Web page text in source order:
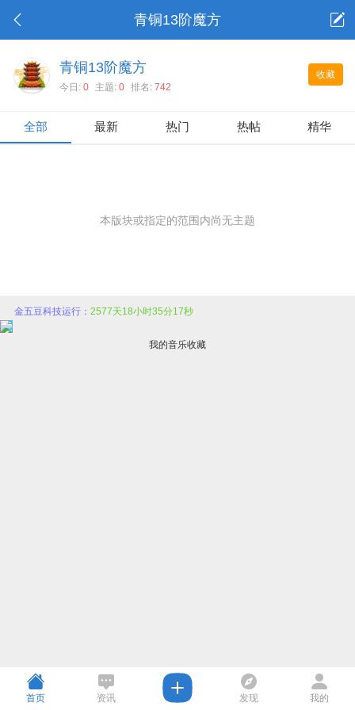
青铜13阶魔方
收藏
青铜13阶魔方
今日: 0 主题: 0 排名: 742
全部 最新 热门 热帖 精华
本版块或指定的范围内尚无主题
金五豆科技运行： 2577天18小时35分17秒
我的音乐收藏
首页 资讯 发现 我的